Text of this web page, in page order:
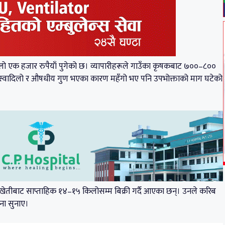
एक हजार रुपैयाँ पुगेको छ। व्यापारीहरूले गाउँका कृषकबाट ७००–८००
र औषधीय गुण भएका कारण महँगो भए पनि उपभोक्ताको माग घटेको
साप्ताहिक १४–१५ किलोसम्म बिक्री गर्दै आएका छन्। उनले करिब
सुनाए।